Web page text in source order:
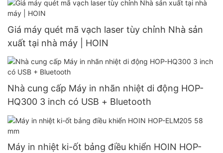
Giá máy quét mã vạch laser tùy chỉnh Nhà sản
xuất tại nhà máy | HOIN
Nhà cung cấp Máy in nhãn nhiệt di động HOP-
HQ300 3 inch có USB + Bluetooth
Máy in nhiệt ki-ốt bảng điều khiển HOIN HOP-